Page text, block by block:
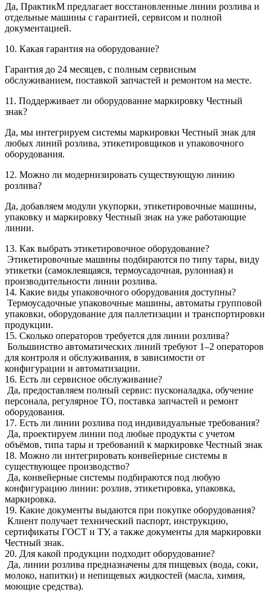
Да, ПрактикМ предлагает восстановленные линии розлива и
отдельные машины с гарантией, сервисом и полной
документацией.
10. Какая гарантия на оборудование?
Гарантия до 24 месяцев, с полным сервисным
обслуживанием, поставкой запчастей и ремонтом на месте.
11. Поддерживает ли оборудование маркировку Честный
знак?
Да, мы интегрируем системы маркировки Честный знак для
любых линий розлива, этикетировщиков и упаковочного
оборудования.
12. Можно ли модернизировать существующую линию
розлива?
Да, добавляем модули укупорки, этикетировочные машины,
упаковку и маркировку Честный знак на уже работающие
линии.
13. Как выбрать этикетировочное оборудование?
Этикетировочные машины подбираются по типу тары, виду
этикетки (самоклеящаяся, термоусадочная, рулонная) и
производительности линии розлива.
14. Какие виды упаковочного оборудования доступны?
Термоусадочные упаковочные машины, автоматы групповой
упаковки, оборудование для паллетизации и транспортировки
продукции.
15. Сколько операторов требуется для линии розлива?
Большинство автоматических линий требуют 1–2 операторов
для контроля и обслуживания, в зависимости от
конфигурации и автоматизации.
16. Есть ли сервисное обслуживание?
Да, предоставляем полный сервис: пусконаладка, обучение
персонала, регулярное ТО, поставка запчастей и ремонт
оборудования.
17. Есть ли линии розлива под индивидуальные требования?
Да, проектируем линии под любые продукты с учетом
объёмов, типа тары и требований к маркировке Честный знак
18. Можно ли интегрировать конвейерные системы в
существующее производство?
Да, конвейерные системы подбираются под любую
конфигурацию линии: розлив, этикетировка, упаковка,
маркировка.
19. Какие документы выдаются при покупке оборудования?
Клиент получает технический паспорт, инструкцию,
сертификаты ГОСТ и ТУ, а также документы для маркировки
Честный знак.
20. Для какой продукции подходит оборудование?
Да, линии розлива предназначены для пищевых (вода, соки,
молоко, напитки) и непищевых жидкостей (масла, химия,
моющие средства).